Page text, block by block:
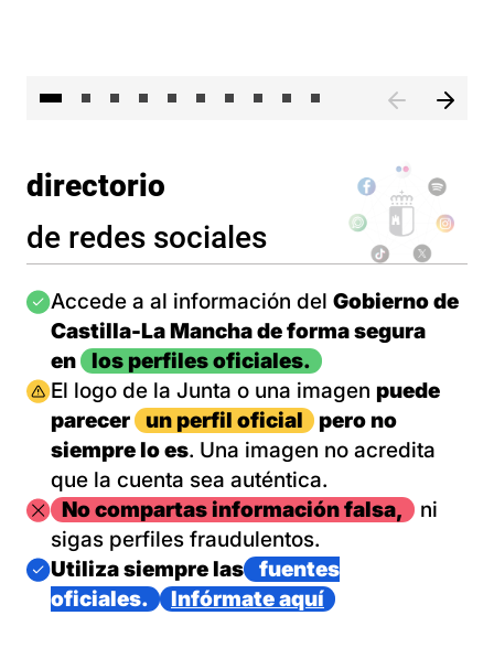
directorio
de redes sociales
Imagen
Accede a al información del Gobierno de
Castilla-La Mancha de forma segura
en
los perfiles oficiales.
Imagen
El logo de la Junta o una imagen puede
parecer
un perfil oficial
pero no
siempre lo es. Una imagen no acredita
que la cuenta sea auténtica.
ImagenNo compartas información falsa,
ni
sigas perfiles fraudulentos.
Imagen
Utiliza siempre las
fuentes
oficiales.
Infórmate aquí